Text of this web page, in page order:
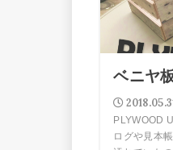
ベニヤ
PLYWOOD
ログや見本